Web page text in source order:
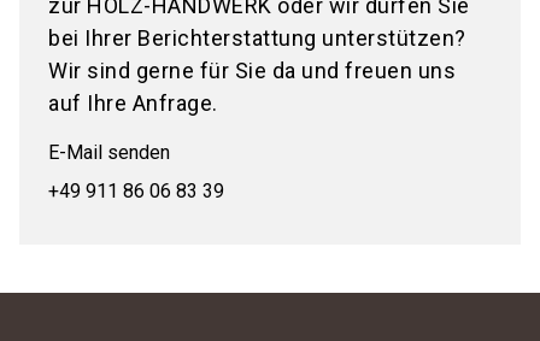
zur HOLZ-HANDWERK oder wir dürfen Sie
bei Ihrer Berichterstattung unterstützen?
Wir sind gerne für Sie da und freuen uns
auf Ihre Anfrage.
E-Mail senden
+49 911 86 06 83 39